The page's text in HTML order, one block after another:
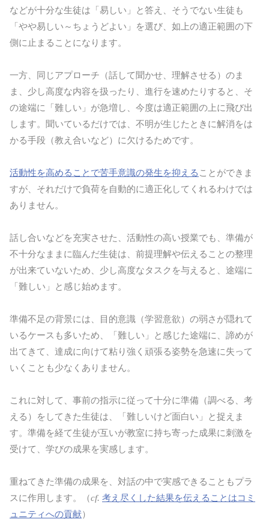
などが十分な生徒は「易しい」と答え、そうでない生徒も
「やや易しい～ちょうどよい」を選び、如上の適正範囲の下
側に止まることになります。
一方、同じアプローチ（話して聞かせ、理解させる）のま
ま、少し高度な内容を扱ったり、進行を速めたりすると、そ
の途端に「難しい」が急増し、今度は適正範囲の上に飛び出
します。聞いているだけでは、不明が生じたときに解消をは
かる手段（教え合いなど）に欠けるためです。
活動性を高めることで苦手意識の発生を抑える ことができま
すが、それだけで負荷を自動的に適正化してくれるわけでは
ありません。
話し合いなどを充実させた、活動性の高い授業でも、準備が
不十分なままに臨んだ生徒は、前提理解や伝えることの整理
が出来ていないため、少し高度なタスクを与えると、途端に
「難しい」と感じ始めます。
準備不足の背景には、目的意識（学習意欲）の弱さが隠れて
いるケースも多いため、「難しい」と感じた途端に、諦めが
出てきて、達成に向けて粘り強く頑張る姿勢を急速に失って
いくことも少なくありません。
これに対して、事前の指示に従って十分に準備（調べる、考
える）をしてきた生徒は、「難しいけど面白い」と捉えま
す。準備を経て生徒が互いが教室に持ち寄った成果に刺激を
受けて、学びの成果を実感します。
重ねてきた準備の成果を、対話の中で実感できることもプラ
スに作用します。（cf. 考え尽くした結果を伝えることはコミ
ュニティへの貢献）